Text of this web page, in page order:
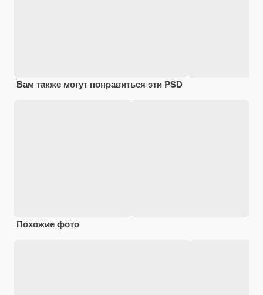
Вам также могут понравиться эти PSD
Похожие фото